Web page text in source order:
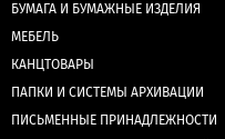
БУМАГА И БУМАЖНЫЕ ИЗДЕЛИЯ
МЕБЕЛЬ
КАНЦТОВАРЫ
ПАПКИ И СИСТЕМЫ АРХИВАЦИИ
ПИСЬМЕННЫЕ ПРИНАДЛЕЖНОСТИ